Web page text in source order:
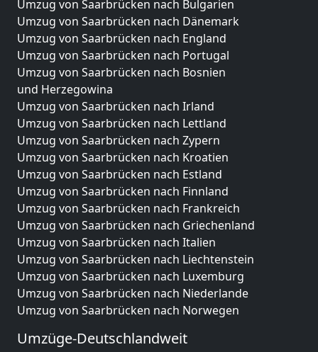
Umzug von Saarbrücken nach Bulgarien
Umzug von Saarbrücken nach Dänemark
Umzug von Saarbrücken nach England
Umzug von Saarbrücken nach Portugal
Umzug von Saarbrücken nach Bosnien
und Herzegowina
Umzug von Saarbrücken nach Irland
Umzug von Saarbrücken nach Lettland
Umzug von Saarbrücken nach Zypern
Umzug von Saarbrücken nach Kroatien
Umzug von Saarbrücken nach Estland
Umzug von Saarbrücken nach Finnland
Umzug von Saarbrücken nach Frankreich
Umzug von Saarbrücken nach Griechenland
Umzug von Saarbrücken nach Italien
Umzug von Saarbrücken nach Liechtenstein
Umzug von Saarbrücken nach Luxemburg
Umzug von Saarbrücken nach Niederlande
Umzug von Saarbrücken nach Norwegen
Umzüge-Deutschlandweit